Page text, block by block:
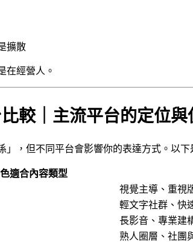
擴散
在經營人。
較｜主流平台的定位與
」，但不同平台會影響你的表達方式。以
適合內容類型
視覺主導、重視
輕文字社群、快
長影音、專業建
熟人圈層、社團